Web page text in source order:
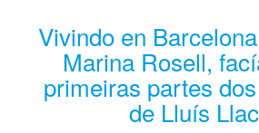
Vivindo en
Marina Rosell,
primeiras partes
de Lluís